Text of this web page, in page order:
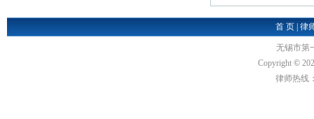
首 页| 律
无锡市第
Copyright ©
律师热线